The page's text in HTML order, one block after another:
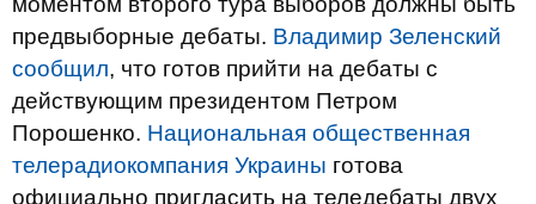
предвыборные дебаты. Владимир Зеленский
сообщил, что готов прийти на дебаты с
действующим президентом Петром
Порошенко. Национальная общественная
телерадиокомпания Украины готова
официально пригласить на теледебаты двух